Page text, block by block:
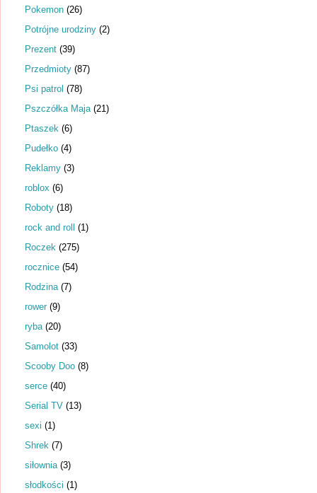
Pokemon (26)
Potrójne urodziny (2)
Prezent (39)
Przedmioty (87)
Psi patrol (78)
Pszczółka Maja (21)
Ptaszek (6)
Pudełko (4)
Reklamy (3)
roblox (6)
Roboty (18)
rock and roll (1)
Roczek (275)
rocznice (54)
Rodzina (7)
rower (9)
ryba (20)
Samolot (33)
Scooby Doo (8)
serce (40)
Serial TV (13)
sexi (1)
Shrek (7)
siłownia (3)
słodkości (1)